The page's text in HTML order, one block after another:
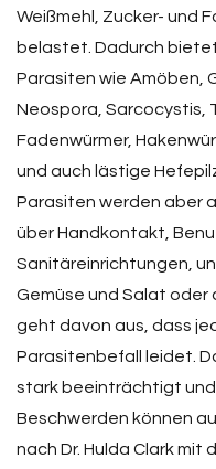
Weißmehl, Zucker- und
belastet. Dadurch
Parasiten wie Amöben,
Neospora, Sarcocystis,
Fadenwürmer,
und auch lästige
Parasiten werden aber
über Handkontakt,
Sanitäreinrichtungen,
Gemüse und Salat oder
geht davon aus, dass
Parasitenbefall leidet.
stark beeinträchtigt
Beschwerden können
nach Dr. Hulda Clark